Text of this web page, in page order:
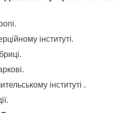
інституті.
інституті .